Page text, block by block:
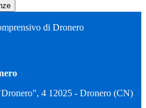
di Dronero
4 12025 - Dronero (CN)